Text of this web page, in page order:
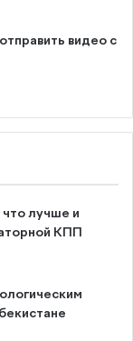
видео с
что лучше и
КПП